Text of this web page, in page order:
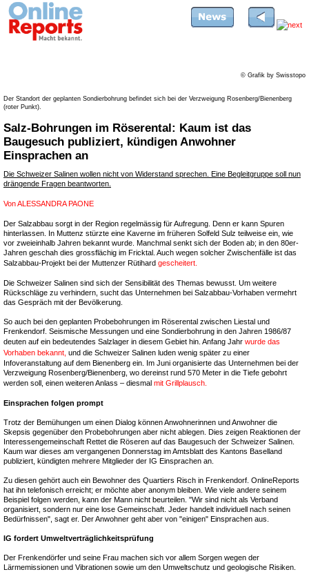
© Grafik by Swisstopo
Der Standort der geplanten Sondierbohrung befindet sich bei der Verzweigung Rosenberg/Bienenberg
(roter Punkt).
Salz-Bohrungen im Röserental: Kaum ist das
Baugesuch publiziert, kündigen Anwohner
Einsprachen an
Die Schweizer Salinen wollen nicht von Widerstand sprechen. Eine Begleitgruppe soll nun
drängende Fragen beantworten.
VonALESSANDRA PAONE
Der Salzabbau sorgt in der Region regelmässig für Aufregung. Denn er kann Spuren
hinterlassen. In Muttenz stürzte eine Kaverne im früheren Solfeld Sulz teilweise ein, wie
vor zweieinhalb Jahren bekannt wurde. Manchmal senkt sich der Boden ab; in den 80er-
Jahren geschah dies grossflächig im Fricktal. Auch wegen solcher Zwischenfälle ist das
Salzabbau-Projekt bei der Muttenzer Rütihard gescheitert.
Die Schweizer Salinen sind sich der Sensibilität des Themas bewusst. Um weitere
Rückschläge zu verhindern, sucht das Unternehmen bei Salzabbau-Vorhaben vermehrt
das Gespräch mit der Bevölkerung.
So auch bei den geplanten Probebohrungen im Röserental zwischen Liestal und
Frenkendorf. Seismische Messungen und eine Sondierbohrung in den Jahren 1986/87
deuten auf ein bedeutendes Salzlager in diesem Gebiet hin. Anfang Jahr wurde das
Vorhaben bekannt, und die Schweizer Salinen luden wenig später zu einer
Infoveranstaltung auf dem Bienenberg ein. Im Juni organisierte das Unternehmen bei der
Verzweigung Rosenberg/Bienenberg, wo dereinst rund 570 Meter in die Tiefe gebohrt
werden soll, einen weiteren Anlass – diesmal mit Grillplausch.
Einsprachen folgen prompt
Trotz der Bemühungen um einen Dialog können Anwohnerinnen und Anwohner die
Skepsis gegenüber den Probebohrungen aber nicht ablegen. Dies zeigen Reaktionen der
Interessengemeinschaft Rettet die Röseren auf das Baugesuch der Schweizer Salinen.
Kaum war dieses am vergangenen Donnerstag im Amtsblatt des Kantons Baselland
publiziert, kündigten mehrere Mitglieder der IG Einsprachen an.
Zu diesen gehört auch ein Bewohner des Quartiers Risch in Frenkendorf. OnlineReports
hat ihn telefonisch erreicht; er möchte aber anonym bleiben. Wie viele andere seinem
Beispiel folgen werden, kann der Mann nicht beurteilen. "Wir sind nicht als Verband
organisiert, sondern nur eine lose Gemeinschaft. Jeder handelt individuell nach seinen
Bedürfnissen", sagt er. Der Anwohner geht aber von "einigen" Einsprachen aus.
IG fordert Umweltverträglichkeitsprüfung
Der Frenkendörfer und seine Frau machen sich vor allem Sorgen wegen der
Lärmemissionen und Vibrationen sowie um den Umweltschutz und geologische Risiken.